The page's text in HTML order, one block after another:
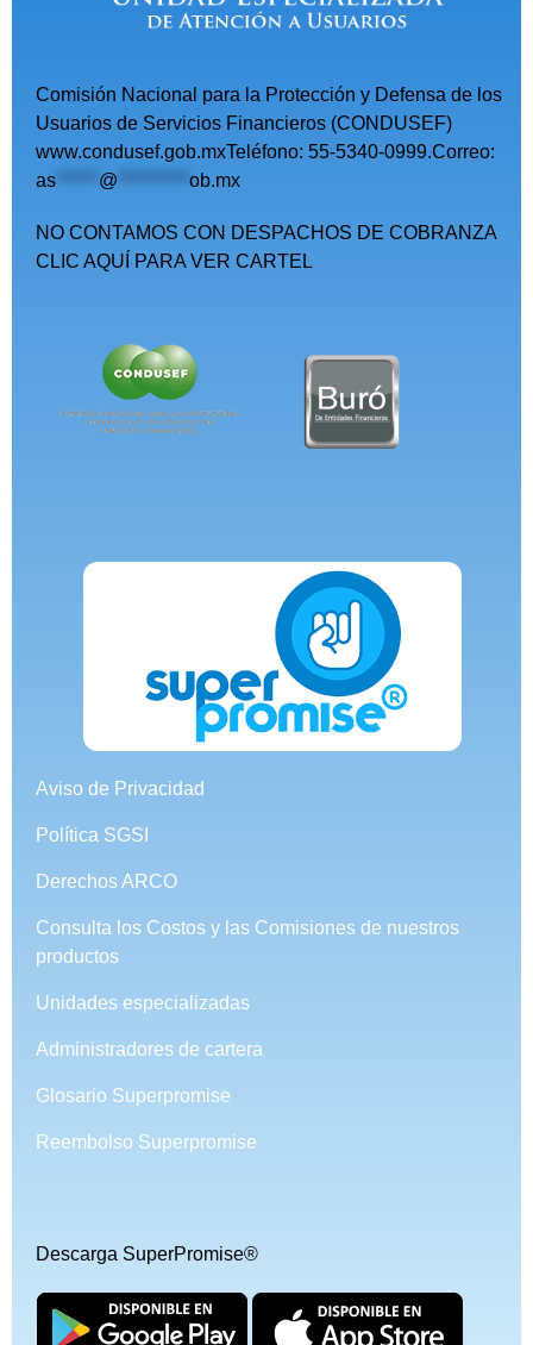
Comisión Nacional para la Protección y Defensa de los
Usuarios de Servicios Financieros (CONDUSEF)
www.condusef.gob.mxTeléfono: 55-5340-0999.Correo:
as ****** @ ********** ob.mx
NO CONTAMOS CON DESPACHOS DE COBRANZA
CLIC AQUÍ PARA VER CARTEL
Aviso de Privacidad
Política SGSI
Derechos ARCO
Consulta los Costos y las Comisiones de nuestros
productos
Unidades especializadas
Administradores de cartera
Glosario Superpromise
Reembolso Superpromise
Descarga SuperPromise®